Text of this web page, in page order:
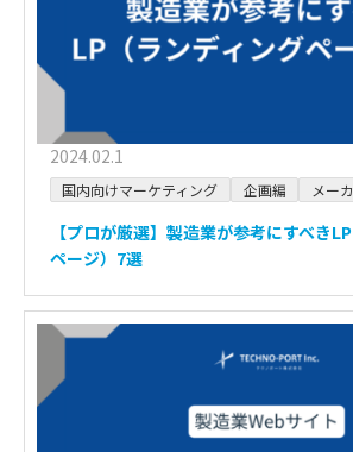
2024.02.1
国内向けマーケティング 企画編 メー
【プロが厳選】製造業が参考にすべき
ページ）7選